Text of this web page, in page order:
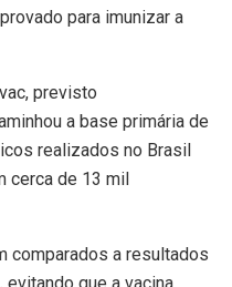
para imunizar a
previsto
a base primária de
realizados no Brasil
cerca de 13 mil
comparados a resultados